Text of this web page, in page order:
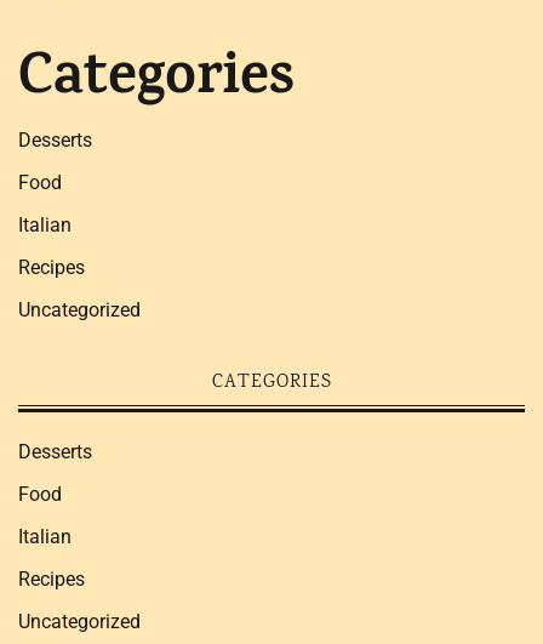
Categories
Desserts
Food
Italian
Recipes
Uncategorized
CATEGORIES
Desserts
Food
Italian
Recipes
Uncategorized